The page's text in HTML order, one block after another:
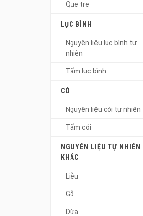
Que tre
LỤC BÌNH
Nguyên liệu lục bình tự
nhiên
Tấm lục bình
CÓI
Nguyên liệu cói tự nhiên
Tấm cói
NGUYÊN LIỆU TỰ NHIÊN
KHÁC
Liễu
Gỗ
Dừa